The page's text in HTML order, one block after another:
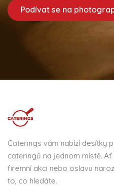
Podívat se na
Caterings vám nabízí desítky
cateringů na jednom místě.
firemní akci nebo oslavu
to, co hledáte.